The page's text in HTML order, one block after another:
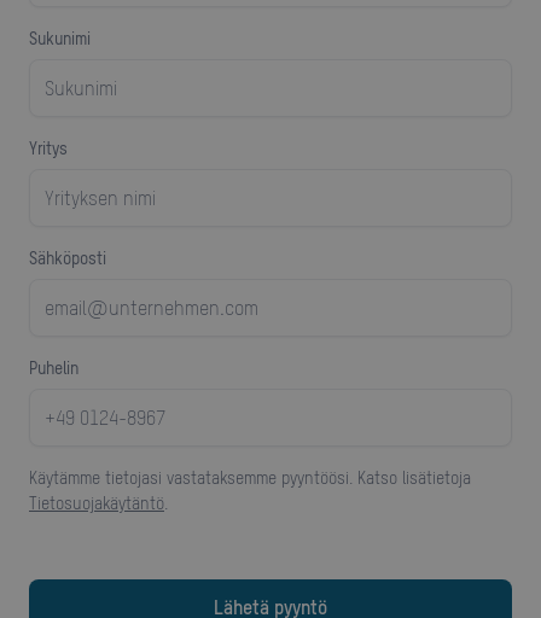
sukunimi
yritys
Sähköposti
puhelin
Käytämme tietojasi vastataksemme pyyntöösi. Katso lisätietoja
Tietosuojakäytäntö